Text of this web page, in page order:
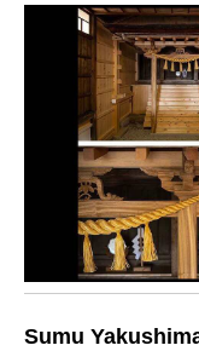
Sumu
作品紹介｜GOLD
作品紹介｜審査
作品紹介｜
その先へ（Q&A